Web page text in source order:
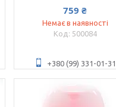
759 ₴
Немає в наявності
500084
+380 (99) 331-01-31